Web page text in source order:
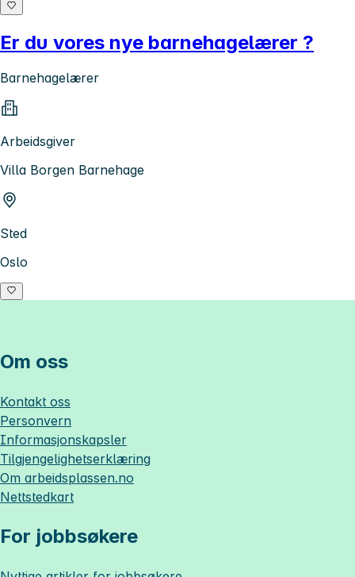
Er du vores nye barnehagelærer ?
Barnehagelærer
Arbeidsgiver
Villa Borgen Barnehage
Sted
Oslo
Om oss
Kontakt oss
Personvern
Informasjonskapsler
Tilgjengelighetserklæring
Om arbeidsplassen.no
Nettstedkart
For jobbsøkere